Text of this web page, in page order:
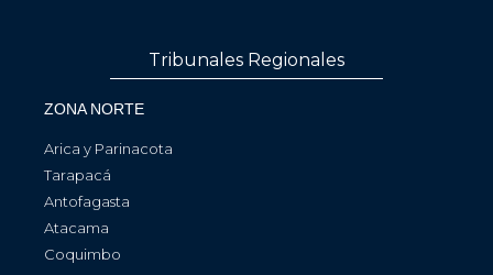
Tribunales Regionales
ZONA NORTE
Arica y Parinacota
Tarapacá
Antofagasta
Atacama
Coquimbo